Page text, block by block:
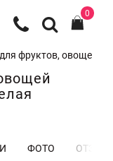
0
фруктов, овощей и
ФОТО